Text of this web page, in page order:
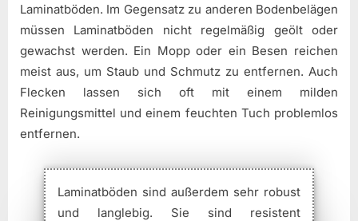
Laminatböden. Im Gegensatz zu anderen Bodenbelägen
müssen Laminatböden nicht regelmäßig geölt oder
gewachst werden. Ein Mopp oder ein Besen reichen
meist aus, um Staub und Schmutz zu entfernen. Auch
Flecken lassen sich oft mit einem milden
Reinigungsmittel und einem feuchten Tuch problemlos
entfernen.
Laminatböden sind außerdem sehr robust
und langlebig. Sie sind resistent